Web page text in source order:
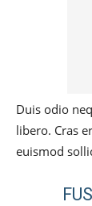
Duis odio
libero. Cras
euismod